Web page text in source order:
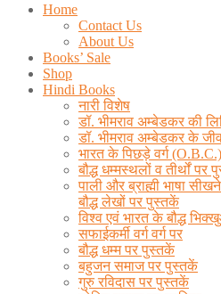
Home
Contact Us
About Us
Books’ Sale
Shop
Hindi Books
नारी विशेष
डॉ. भीमराव अम्बेडकर की
डॉ. भीमराव अम्बेडकर के
भारत के पिछड़े वर्ग
बौद्ध धम्मस्थलों व तीर्थों पर
पाली और ब्राह्मी भाषा
बौद्ध लेखों पर पुस्तकें
विश्व एवं भारत के बौद्ध
सफाईकर्मी वर्ग वर्ग पर
बौद्ध धम्म पर पुस्तकें
बहुजन समाज पर पुस्तकें
गुरु रविदास पर पुस्तकें